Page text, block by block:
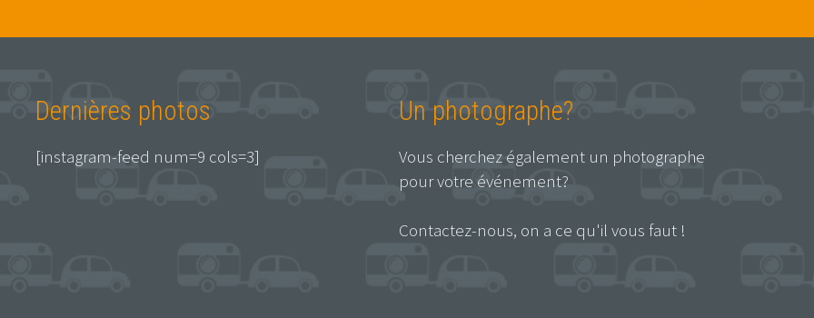
Dernières photos
[instagram-feed num=9 cols=3]
Un photographe?
Vous cherchez également un photographe
pour votre événement?
Contactez-nous, on a ce qu'il vous faut !